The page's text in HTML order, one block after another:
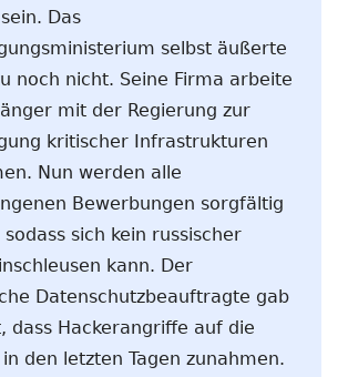
Das
selbst äußerte
noch nicht. Seine Firma arbeite
mit der Regierung zur
kritischer Infrastrukturen
Nun werden alle
Bewerbungen sorgfältig
sich kein russischer
kann. Der
Datenschutzbeauftragte gab
dass Hackerangriffe auf die
den letzten Tagen zunahmen.